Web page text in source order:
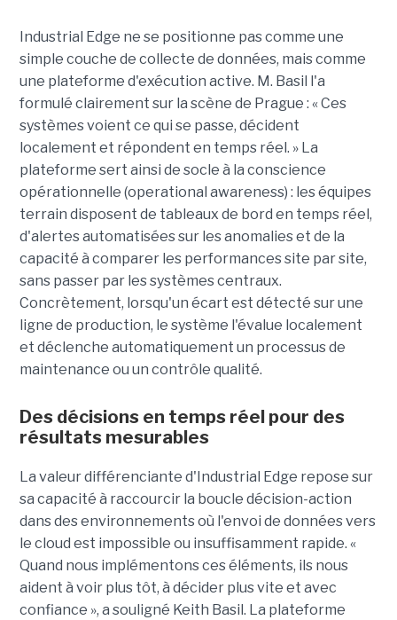
Industrial Edge ne se positionne pas comme une
simple couche de collecte de données, mais comme
une plateforme d'exécution active. M. Basil l'a
formulé clairement sur la scène de Prague : « Ces
systèmes voient ce qui se passe, décident
localement et répondent en temps réel. » La
plateforme sert ainsi de socle à la conscience
opérationnelle (operational awareness) : les équipes
terrain disposent de tableaux de bord en temps réel,
d'alertes automatisées sur les anomalies et de la
capacité à comparer les performances site par site,
sans passer par les systèmes centraux.
Concrètement, lorsqu'un écart est détecté sur une
ligne de production, le système l'évalue localement
et déclenche automatiquement un processus de
maintenance ou un contrôle qualité.
Des décisions en temps réel pour des
résultats mesurables
La valeur différenciante d'Industrial Edge repose sur
sa capacité à raccourcir la boucle décision-action
dans des environnements où l'envoi de données vers
le cloud est impossible ou insuffisamment rapide. «
Quand nous implémentons ces éléments, ils nous
aident à voir plus tôt, à décider plus vite et avec
confiance », a souligné Keith Basil. La plateforme